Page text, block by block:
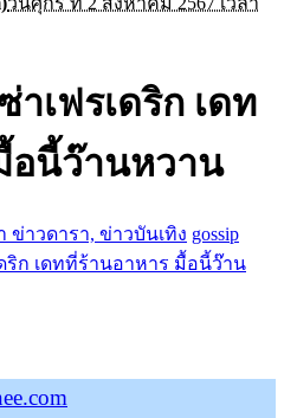
เฟรเดริก เดท
อนี้ว๊านหวาน
ข่าวดารา, ข่าวบันเทิง gossip
ริก เดทที่ร้านอาหาร มื้อนี้ว๊าน